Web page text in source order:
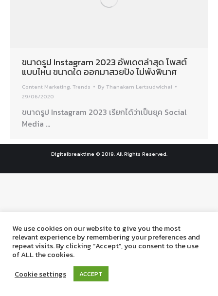
ขนาดรูป Instagram 2023 อัพเดตล่าสุด โพสต์
แบบไหน ขนาดใด ออกมาสวยปัง ไม่พังพินาศ
Content Marketing,Trends By Thanakarn Lertsudwichai
29/06/2020
ขนาดรูป Instagram 2023 เรียกได้ว่าเป็นยุค Social
Media …
Digitalbreaktime © 2019. All Rights Reserved.
We use cookies on our website to give you the most
relevant experience by remembering your preferences and
repeat visits. By clicking “Accept”, you consent to the use
of ALL the cookies.
Cookie settings
ACCEPT